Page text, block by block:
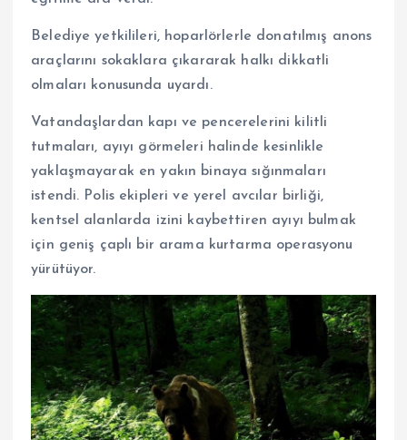
Belediye yetkilileri, hoparlörlerle donatılmış anons
araçlarını sokaklara çıkararak halkı dikkatli
olmaları konusunda uyardı.
Vatandaşlardan kapı ve pencerelerini kilitli
tutmaları, ayıyı görmeleri halinde kesinlikle
yaklaşmayarak en yakın binaya sığınmaları
istendi. Polis ekipleri ve yerel avcılar birliği,
kentsel alanlarda izini kaybettiren ayıyı bulmak
için geniş çaplı bir arama kurtarma operasyonu
yürütüyor.